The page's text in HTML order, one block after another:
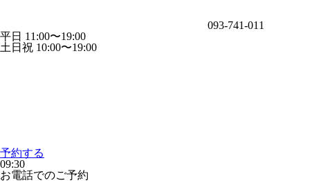
093-741-011
平日 11:00〜19:00
土日祝 10:00〜19:00
予約する
09:30
お電話でのご予約